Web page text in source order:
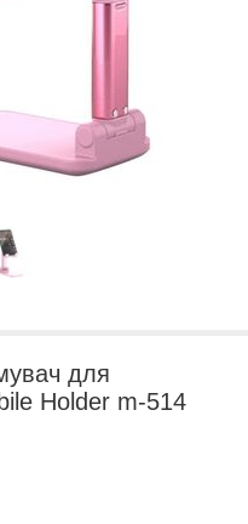
для
Holder m-514